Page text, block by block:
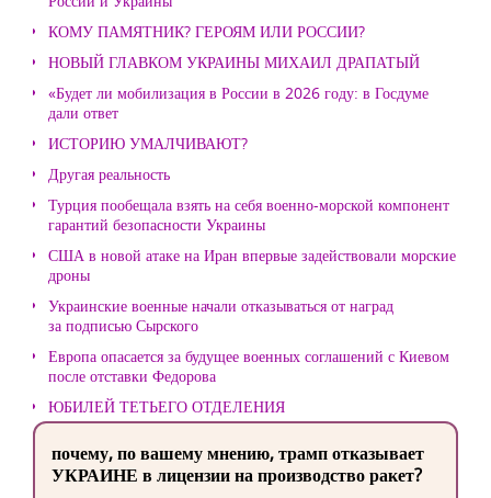
КОМУ ПАМЯТНИК? ГЕРОЯМ ИЛИ РОССИИ?
НОВЫЙ ГЛАВКОМ УКРАИНЫ МИХАИЛ ДРАПАТЫЙ
«Будет ли мобилизация в России в 2026 году: в Госдуме
дали ответ
ИСТОРИЮ УМАЛЧИВАЮТ?
Другая реальность
Турция пообещала взять на себя военно-морской компонент
гарантий безопасности Украины
США в новой атаке на Иран впервые задействовали морские
дроны
Украинские военные начали отказываться от наград
за подписью Сырского
Европа опасается за будущее военных соглашений с Киевом
после отставки Федорова
ЮБИЛЕЙ ТЕТЬЕГО ОТДЕЛЕНИЯ
почему, по вашему мнению, трамп отказывает
УКРАИНЕ в лицензии на производство ракет?